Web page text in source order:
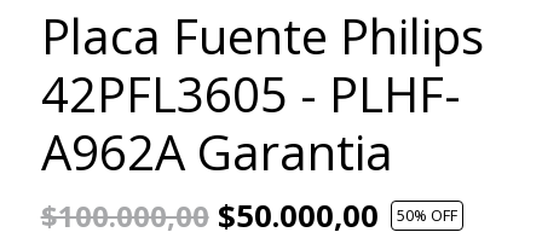
Placa Fuente Philips
42PFL3605 - PLHF-
A962A Garantia
$100.000,00$50.000,00 50% OFF